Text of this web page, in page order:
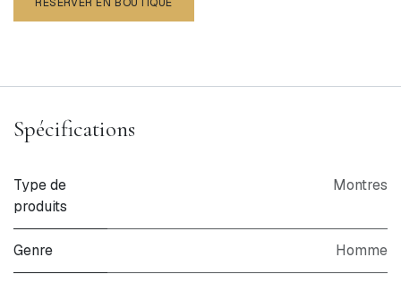
Spécifications
Type de
produits
Montres
Genre Homme